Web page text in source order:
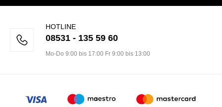
HOTLINE
08531 - 135 59 60
Mo-Do 9:00 bis 17:00 Fr 9:00 bis 13:00